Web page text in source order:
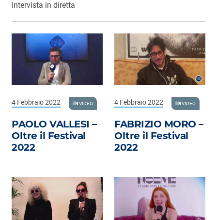
Intervista in diretta
PAOLO VALLESI –
Oltre il Festival
2022
4 Febbraio 2022 VIDEO
FABRIZIO MORO –
Oltre il Festival
2022
4 Febbraio 2022 VIDEO